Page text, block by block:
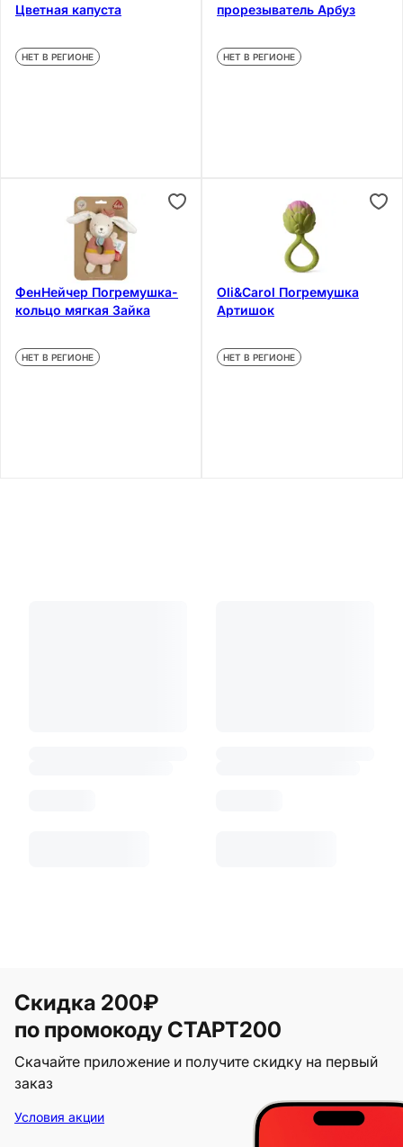
Цветная капуста
НЕТ В РЕГИОНЕ
прорезыватель Арбуз
НЕТ В РЕГИОНЕ
ФенНейчер Погремушка-
кольцо мягкая Зайка
НЕТ В РЕГИОНЕ
Oli&Carol Погремушка
Артишок
НЕТ В РЕГИОНЕ
Скидка 200₽
по промокоду СТАРТ200
Скачайте приложение и получите скидку на первый
заказ
Условия акции